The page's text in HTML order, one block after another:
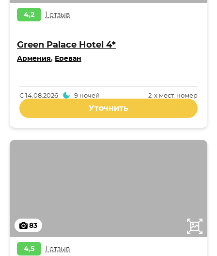
4,2 1 отзыв
Green Palace Hotel 4*
Армения, Ереван
2-x мест. номер
С14.08.2026 9 ночей
Уточнить
83
4,5 1 отзыв